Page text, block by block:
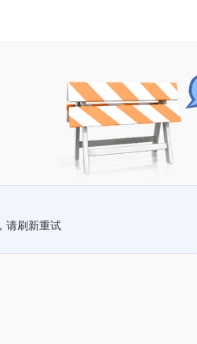
请刷新重试